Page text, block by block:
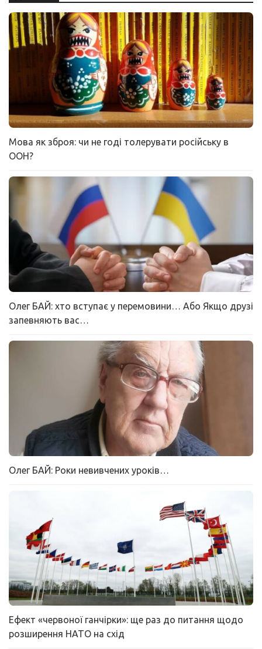
Мова як зброя: чи не годі толерувати російську в
ООН?
Олег БАЙ: хто вступає у перемовини… Або Якщо друзі
запевняють вас…
Олег БАЙ: Роки невивчених уроків…
Ефект «червоної ганчірки»: ще раз до питання щодо
розширення НАТО на схід